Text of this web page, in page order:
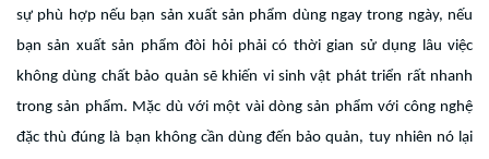
sự phù hợp nếu bạn sản xuất sản phẩm dùng ngay trong ngày, nếu
bạn sản xuất sản phẩm đòi hỏi phải có thời gian sử dụng lâu việc
không dùng chất bảo quản sẽ khiến vi sinh vật phát triển rất nhanh
trong sản phẩm. Mặc dù với một vài dòng sản phẩm với công nghệ
đặc thù đúng là bạn không cần dùng đến bảo quản, tuy nhiên nó lại